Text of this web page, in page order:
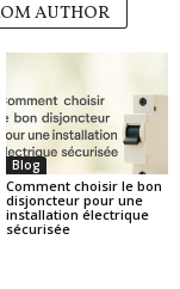
AUTHOR
Blog
Comment choisir le bon
disjoncteur pour une
installation électrique
sécurisée